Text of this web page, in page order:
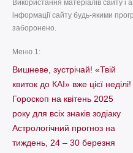
Використання матеріалів сайту і
інформації сайту будь-якими
заборонено.
Меню 1:
Вишневе, зустрічай! «Твій
квиток до КАІ» вже цієї неділі!
Гороскоп на квітень 2025
року для всіх знаків зодіаку
Астрологічний прогноз на
тиждень, 24 – 30 березня